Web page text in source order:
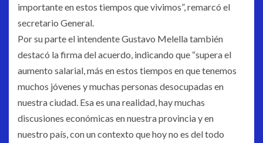
importante en estos tiempos que vivimos”, remarcó el
secretario General.
Por su parte el intendente Gustavo Melella también
destacó la firma del acuerdo, indicando que “supera el
aumento salarial, más en estos tiempos en que tenemos
muchos jóvenes y muchas personas desocupadas en
nuestra ciudad. Esa es una realidad, hay muchas
discusiones económicas en nuestra provincia y en
nuestro país, con un contexto que hoy no es del todo